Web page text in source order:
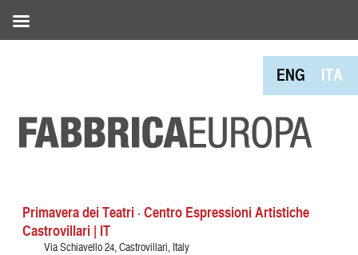
ENG ITA
Primavera dei Teatri · Centro Espressioni Artistiche
Castrovillari | IT
Via Schiavello 24, Castrovillari, Italy